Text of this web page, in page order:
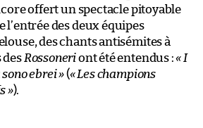
offert un spectacle pitoyable
l’entrée des deux équipes
des chants antisémites à
des Rossoneriont été entendus :« I
ebrei »(« Les champions
»).